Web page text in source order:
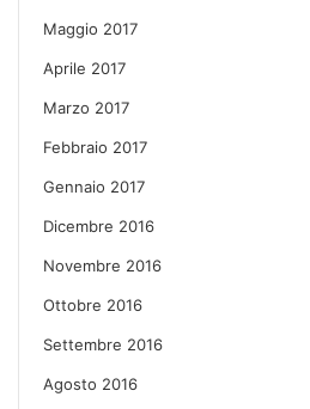
Maggio 2017
Aprile 2017
Marzo 2017
Febbraio 2017
Gennaio 2017
Dicembre 2016
Novembre 2016
Ottobre 2016
Settembre 2016
Agosto 2016